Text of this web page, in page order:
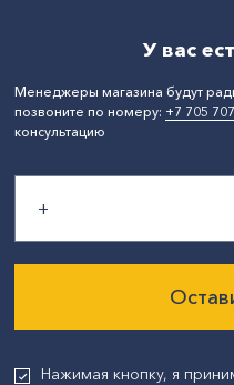
У вас
Менеджеры магазина будут
позвоните по номеру: +7 705
консультацию
Нажимая кнопку, я